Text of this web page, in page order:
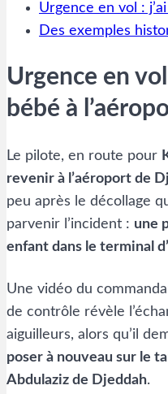
Urgence en vol :
Des exemples
Urgence en
bébé à
Le pilote, en route pour
revenir à l’aéroport de
peu après le décollage
parvenir l’incident : une
enfant dans le terminal
Une vidéo du
de contrôle révèle
aiguilleurs, alors qu’il
poser à nouveau sur le
Abdulaziz de Djeddah.